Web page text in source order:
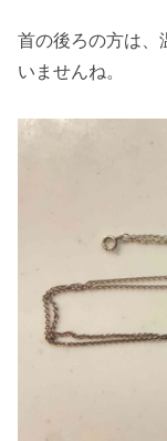
首の後ろの方は、
いませんね。